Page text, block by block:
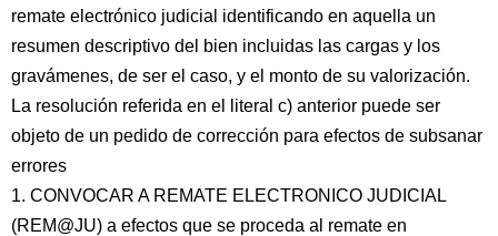
remate electrónico judicial identificando en aquella un
resumen descriptivo del bien incluidas las cargas y los
gravámenes, de ser el caso, y el monto de su valorización.
La resolución referida en el literal c) anterior puede ser
objeto de un pedido de corrección para efectos de subsanar
errores
1. CONVOCAR A REMATE ELECTRONICO JUDICIAL
(REM@JU) a efectos que se proceda al remate en